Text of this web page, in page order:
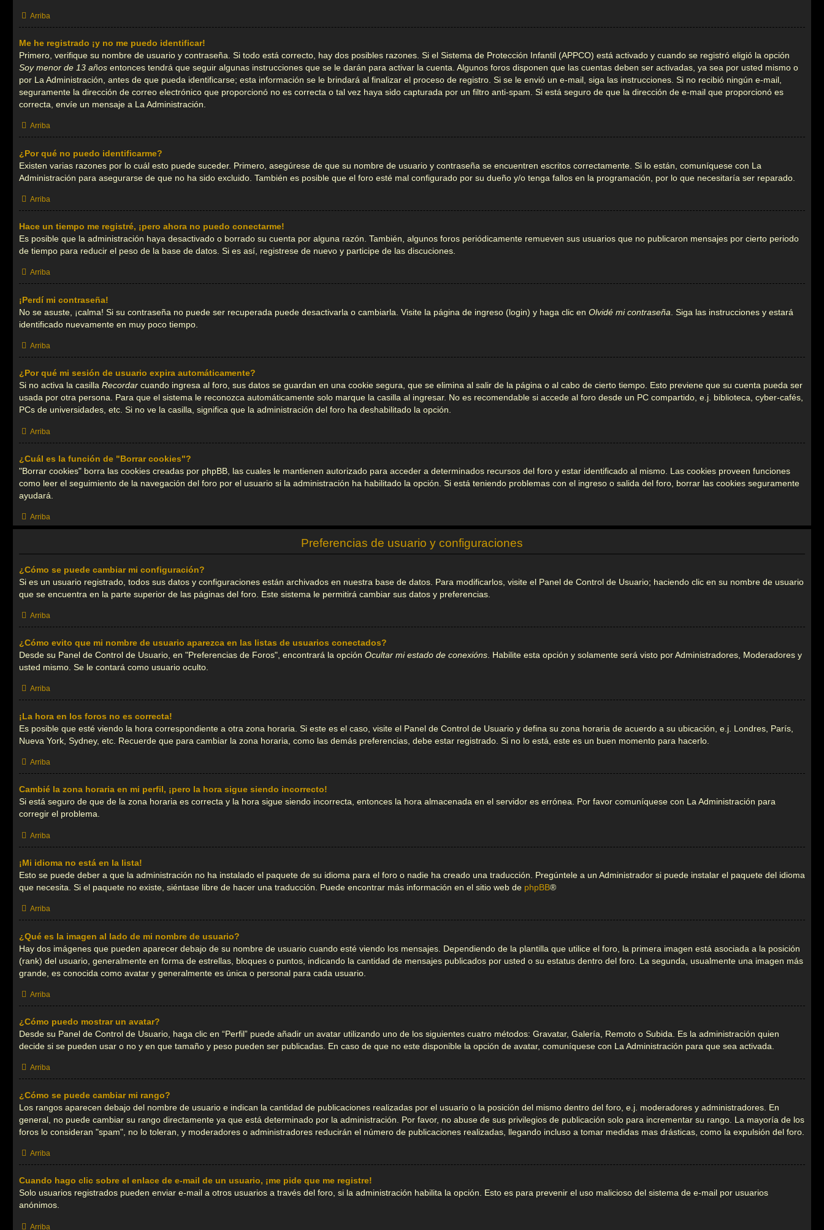
Arriba
Me he registrado ¡y no me puedo identificar!
Primero, verifique su nombre de usuario y contraseña. Si todo está correcto, hay dos posibles razones. Si el Sistema de Protección Infantil (APPCO) está activado y cuando se registró eligió la opción
Soy menor de 13 años entonces tendrá que seguir algunas instrucciones que se le darán para activar la cuenta. Algunos foros disponen que las cuentas deben ser activadas, ya sea por usted mismo o
por La Administración, antes de que pueda identificarse; esta información se le brindará al finalizar el proceso de registro. Si se le envió un e-mail, siga las instrucciones. Si no recibió ningún e-mail,
seguramente la dirección de correo electrónico que proporcionó no es correcta o tal vez haya sido capturada por un filtro anti-spam. Si está seguro de que la dirección de e-mail que proporcionó es
correcta, envíe un mensaje a La Administración.
Arriba
¿Por qué no puedo identificarme?
Existen varias razones por lo cuál esto puede suceder. Primero, asegúrese de que su nombre de usuario y contraseña se encuentren escritos correctamente. Si lo están, comuníquese con La
Administración para asegurarse de que no ha sido excluido. También es posible que el foro esté mal configurado por su dueño y/o tenga fallos en la programación, por lo que necesitaría ser reparado.
Arriba
Hace un tiempo me registré, ¡pero ahora no puedo conectarme!
Es posible que la administración haya desactivado o borrado su cuenta por alguna razón. También, algunos foros periódicamente remueven sus usuarios que no publicaron mensajes por cierto periodo
de tiempo para reducir el peso de la base de datos. Si es así, registrese de nuevo y participe de las discuciones.
Arriba
¡Perdí mi contraseña!
No se asuste, ¡calma! Si su contraseña no puede ser recuperada puede desactivarla o cambiarla. Visite la página de ingreso (login) y haga clic en Olvidé mi contraseña . Siga las instrucciones y estará
identificado nuevamente en muy poco tiempo.
Arriba
¿Por qué mi sesión de usuario expira automáticamente?
Si no activa la casilla Recordar cuando ingresa al foro, sus datos se guardan en una cookie segura, que se elimina al salir de la página o al cabo de cierto tiempo. Esto previene que su cuenta pueda ser
usada por otra persona. Para que el sistema le reconozca automáticamente solo marque la casilla al ingresar. No es recomendable si accede al foro desde un PC compartido, e.j. biblioteca, cyber-cafés,
PCs de universidades, etc. Si no ve la casilla, significa que la administración del foro ha deshabilitado la opción.
Arriba
¿Cuál es la función de "Borrar cookies"?
"Borrar cookies" borra las cookies creadas por phpBB, las cuales le mantienen autorizado para acceder a determinados recursos del foro y estar identificado al mismo. Las cookies proveen funciones
como leer el seguimiento de la navegación del foro por el usuario si la administración ha habilitado la opción. Si está teniendo problemas con el ingreso o salida del foro, borrar las cookies seguramente
ayudará.
Arriba
Preferencias de usuario y configuraciones
¿Cómo se puede cambiar mi configuración?
Si es un usuario registrado, todos sus datos y configuraciones están archivados en nuestra base de datos. Para modificarlos, visite el Panel de Control de Usuario; haciendo clic en su nombre de usuario
que se encuentra en la parte superior de las páginas del foro. Este sistema le permitirá cambiar sus datos y preferencias.
Arriba
¿Cómo evito que mi nombre de usuario aparezca en las listas de usuarios conectados?
Desde su Panel de Control de Usuario, en "Preferencias de Foros", encontrará la opción Ocultar mi estado de conexións. Habilite esta opción y solamente será visto por Administradores, Moderadores y
usted mismo. Se le contará como usuario oculto.
Arriba
¡La hora en los foros no es correcta!
Es posible que esté viendo la hora correspondiente a otra zona horaria. Si este es el caso, visite el Panel de Control de Usuario y defina su zona horaria de acuerdo a su ubicación, e.j. Londres, París,
Nueva York, Sydney, etc. Recuerde que para cambiar la zona horaria, como las demás preferencias, debe estar registrado. Si no lo está, este es un buen momento para hacerlo.
Arriba
Cambié la zona horaria en mi perfil, ¡pero la hora sigue siendo incorrecto!
Si está seguro de que de la zona horaria es correcta y la hora sigue siendo incorrecta, entonces la hora almacenada en el servidor es errónea. Por favor comuníquese con La Administración para
corregir el problema.
Arriba
¡Mi idioma no está en la lista!
Esto se puede deber a que la administración no ha instalado el paquete de su idioma para el foro o nadie ha creado una traducción. Pregúntele a un Administrador si puede instalar el paquete del idioma
que necesita. Si el paquete no existe, siéntase libre de hacer una traducción. Puede encontrar más información en el sitio web de phpBB®
Arriba
¿Qué es la imagen al lado de mi nombre de usuario?
Hay dos imágenes que pueden aparecer debajo de su nombre de usuario cuando esté viendo los mensajes. Dependiendo de la plantilla que utilice el foro, la primera imagen está asociada a la posición
(rank) del usuario, generalmente en forma de estrellas, bloques o puntos, indicando la cantidad de mensajes publicados por usted o su estatus dentro del foro. La segunda, usualmente una imagen más
grande, es conocida como avatar y generalmente es única o personal para cada usuario.
Arriba
¿Cómo puedo mostrar un avatar?
Desde su Panel de Control de Usuario, haga clic en “Perfil” puede añadir un avatar utilizando uno de los siguientes cuatro métodos: Gravatar, Galería, Remoto o Subida. Es la administración quien
decide si se pueden usar o no y en que tamaño y peso pueden ser publicadas. En caso de que no este disponible la opción de avatar, comuníquese con La Administración para que sea activada.
Arriba
¿Cómo se puede cambiar mi rango?
Los rangos aparecen debajo del nombre de usuario e indican la cantidad de publicaciones realizadas por el usuario o la posición del mismo dentro del foro, e.j. moderadores y administradores. En
general, no puede cambiar su rango directamente ya que está determinado por la administración. Por favor, no abuse de sus privilegios de publicación solo para incrementar su rango. La mayoría de los
foros lo consideran "spam", no lo toleran, y moderadores o administradores reducirán el número de publicaciones realizadas, llegando incluso a tomar medidas mas drásticas, como la expulsión del foro.
Arriba
Cuando hago clic sobre el enlace de e-mail de un usuario, ¡me pide que me registre!
Solo usuarios registrados pueden enviar e-mail a otros usuarios a través del foro, si la administración habilita la opción. Esto es para prevenir el uso malicioso del sistema de e-mail por usuarios
anónimos.
Arriba